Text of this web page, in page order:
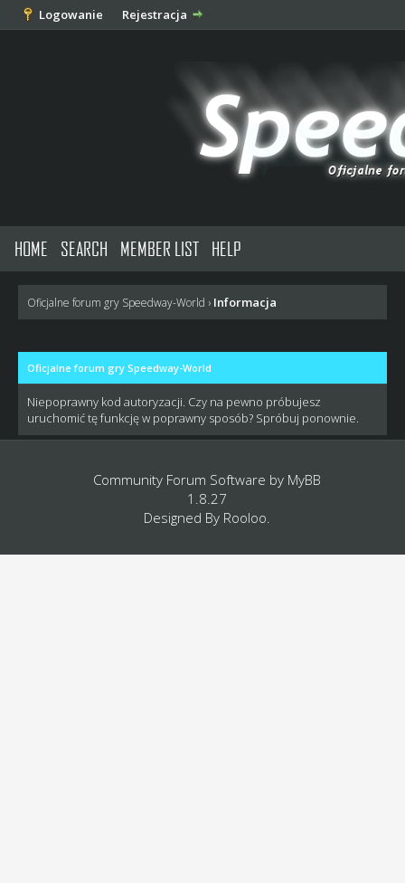
Logowanie Rejestracja
HOME SEARCH MEMBER LIST HELP
Oficjalne forum gry Speedway-World › Informacja
Oficjalne forum gry Speedway-World
Niepoprawny kod autoryzacji. Czy na pewno próbujesz
uruchomić tę funkcję w poprawny sposób? Spróbuj ponownie.
Community Forum Software by MyBB
1.8.27
Designed By Rooloo.